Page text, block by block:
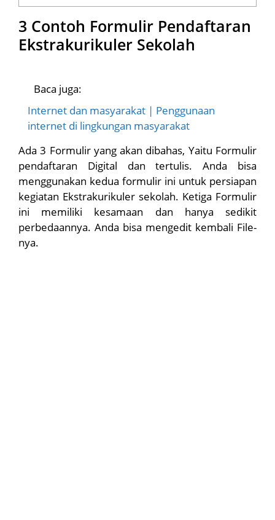
3 Contoh Formulir Pendaftaran
Ekstrakurikuler Sekolah
Baca juga:
Internet dan masyarakat | Penggunaan
internet di lingkungan masyarakat
Ada 3 Formulir yang akan dibahas, Yaitu Formulir
pendaftaran Digital dan tertulis. Anda bisa
menggunakan kedua formulir ini untuk persiapan
kegiatan Ekstrakurikuler sekolah. Ketiga Formulir
ini memiliki kesamaan dan hanya sedikit
perbedaannya. Anda bisa mengedit kembali File-
nya.